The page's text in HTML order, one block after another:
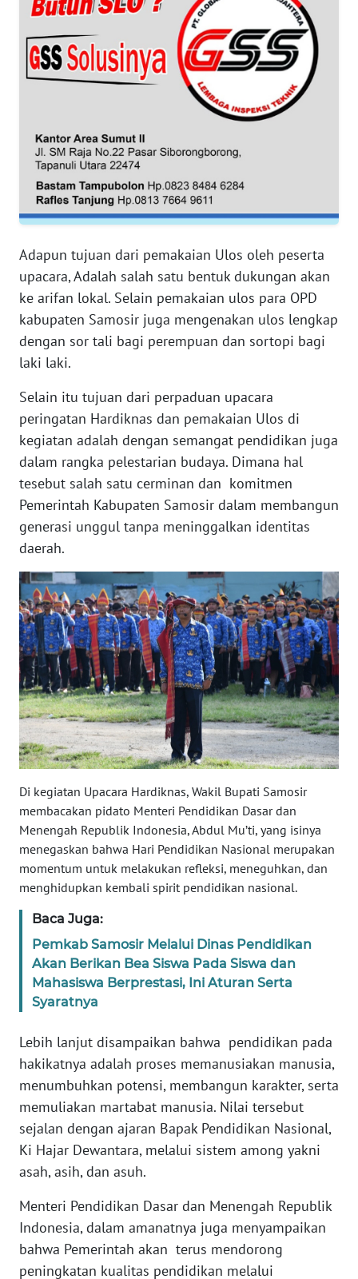
Adapun tujuan dari pemakaian Ulos oleh peserta
upacara, Adalah salah satu bentuk dukungan akan
ke arifan lokal. Selain pemakaian ulos para OPD
kabupaten Samosir juga mengenakan ulos lengkap
dengan sor tali bagi perempuan dan sortopi bagi
laki laki.
Selain itu tujuan dari perpaduan upacara
peringatan Hardiknas dan pemakaian Ulos di
kegiatan adalah dengan semangat pendidikan juga
dalam rangka pelestarian budaya. Dimana hal
tesebut salah satu cerminan dan komitmen
Pemerintah Kabupaten Samosir dalam membangun
generasi unggul tanpa meninggalkan identitas
daerah.
Di kegiatan Upacara Hardiknas, Wakil Bupati Samosir
membacakan pidato Menteri Pendidikan Dasar dan
Menengah Republik Indonesia, Abdul Mu’ti, yang isinya
menegaskan bahwa Hari Pendidikan Nasional merupakan
momentum untuk melakukan refleksi, meneguhkan, dan
menghidupkan kembali spirit pendidikan nasional.
Baca Juga:
Pemkab Samosir Melalui Dinas Pendidikan
Akan Berikan Bea Siswa Pada Siswa dan
Mahasiswa Berprestasi, Ini Aturan Serta
Syaratnya
Lebih lanjut disampaikan bahwa pendidikan pada
hakikatnya adalah proses memanusiakan manusia,
menumbuhkan potensi, membangun karakter, serta
memuliakan martabat manusia. Nilai tersebut
sejalan dengan ajaran Bapak Pendidikan Nasional,
Ki Hajar Dewantara, melalui sistem among yakni
asah, asih, dan asuh.
Menteri Pendidikan Dasar dan Menengah Republik
Indonesia, dalam amanatnya juga menyampaikan
bahwa Pemerintah akan terus mendorong
peningkatan kualitas pendidikan melalui
RIAU
WN
SERAMBI
WN
SULTRA
WN
SULTENG
WN
SULBAR
WN
BABEL
WN
SUMBAR
WN
SUMSEL
WN
BENGKULU
WN
LAMPUNG
WN
JATENG
WN
WN
JOGJA
JATIM
WN
BALI
WN
WN
KALTENG
WN
KALTARA
WN
WN
KALTIM